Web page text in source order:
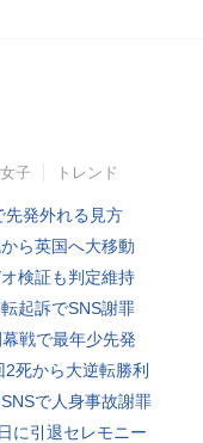
女子 トレンド
先発外れる見方
ら英国へ大移動
検証も判定維持
起訴でSNS謝罪
戦で最年少先発
死から大逆転勝利
で人身事故謝罪
に引退セレモニー